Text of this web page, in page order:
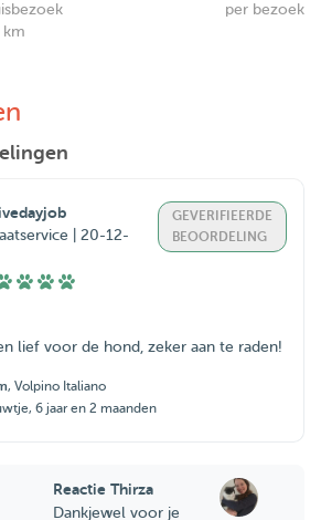
per bezoek
km
| 20-12-
GEVERIFIEERDE
BEOORDELING
lief voor de hond, zeker aan te raden!
, Volpino Italiano
6 jaar en 2 maanden
Reactie Thirza
Dankjewel voor je